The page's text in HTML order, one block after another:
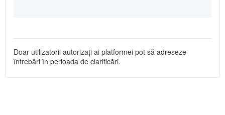
Doar utilizatorii autorizați ai platformei pot să adreseze
întrebări în perioada de clarificări.